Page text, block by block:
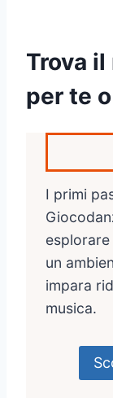
Trova
per te
I primi
un
impara
musica.